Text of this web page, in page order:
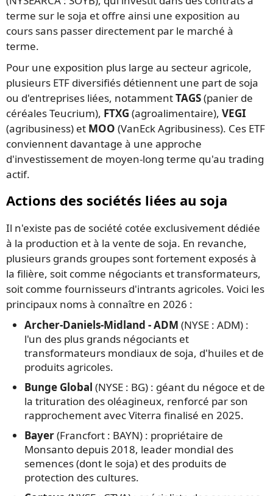
terme sur le soja et offre ainsi une exposition au
cours sans passer directement par le marché à
terme.
Pour une exposition plus large au secteur agricole,
plusieurs ETF diversifiés détiennent une part de soja
ou d'entreprises liées, notammentTAGS(panier de
céréales Teucrium), FTXG (agroalimentaire), VEGI
(agribusiness) et MOO (VanEck Agribusiness). Ces ETF
conviennent davantage à une approche
d'investissement de moyen-long terme qu'au trading
actif.
Actions des sociétés liées au soja
Il n'existe pas de société cotée exclusivement dédiée
à la production et à la vente de soja. En revanche,
plusieurs grands groupes sont fortement exposés à
la filière, soit comme négociants et transformateurs,
soit comme fournisseurs d'intrants agricoles. Voici les
principaux noms à connaître en 2026 :
Archer-Daniels-Midland - ADM (NYSE : ADM) :
l'un des plus grands négociants et
transformateurs mondiaux de soja, d'huiles et de
produits agricoles.
Bunge Global (NYSE : BG) : géant du négoce et de
la trituration des oléagineux, renforcé par son
rapprochement avec Viterra finalisé en 2025.
Bayer(Francfort : BAYN) : propriétaire de
Monsanto depuis 2018, leader mondial des
semences (dont le soja) et des produits de
protection des cultures.